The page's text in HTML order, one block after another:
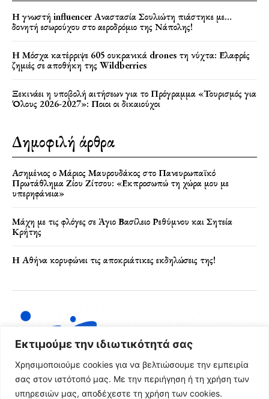
Εκτιμούμε την ιδιωτικότητά σας
Χρησιμοποιούμε cookies για να βελτιώσουμε την εμπειρία
σας στον ιστότοπό μας. Με την περιήγηση ή τη χρήση των
υπηρεσιών μας, αποδέχεστε τη χρήση των cookies.
Η γνωστή influencer Αναστασία Σουλιώτη πιάστηκε με…
δονητή εσωρούχου στο αεροδρόμιο της Νάπολης!
Η Μόσχα κατέρριψε 605 ουκρανικά drones τη νύχτα: Ελαφρές
ζημιές σε αποθήκη της Wildberries
Ξεκινάει η υποβολή αιτήσεων για το Πρόγραμμα «Τουρισμός για
Όλους 2026-2027»: Ποιοι οι δικαιούχοι
Δημοφιλή άρθρα
Ασημένιος ο Μάριος Μαυρουδάκος στο Πανευρωπαϊκό
Πρωτάθλημα Ζίου Ζίτσου: «Εκπροσωπώ τη χώρα μου με
υπερηφάνεια»
Μάχη με τις φλόγες σε Άγιο Βασίλειο Ρεθύμνου και Σητεία
Κρήτης
Η Αθήνα κορυφώνει τις αποκριάτικες εκδηλώσεις της!
Όροι Χρήσης & Πολιτική Απορρήτου